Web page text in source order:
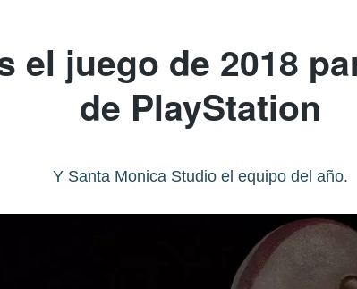
el juego de 2018
de PlayStation
Y Santa Monica Studio el equipo del año.